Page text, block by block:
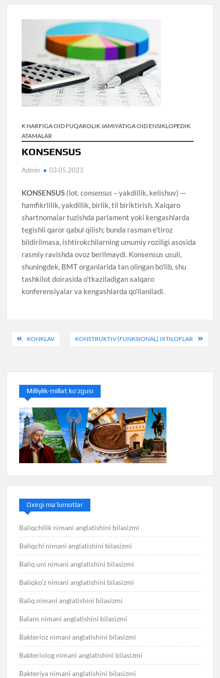
K HARFIGA OID FUQAROLIK JAMIYATIGA OID ENSIKLOPEDIK
ATAMALAR
KONSENSUS
Admin 03.05.2023
KONSENSUS (lot.consensus – yakdillik, kelishuv) —
hamfikrlilik, yakdillik, birlik, til biriktirish. Xalqaro
shartnomalar tuzishda parlament yoki kengashlarda
tegishli qaror qabul qilish; bunda rasman e’tiroz
bildirilmasa, ishtirokchilarning umumiy roziligi asosida
rasmiy ravishda ovoz berilmaydi. Konsensus usuli,
shuningdek, BMT organlarida tan olingan bo’lib, shu
tashkilot doirasida o’tkaziladigan xalqaro
konferensiyalar va kengashlarda qo’llaniladi.
PostKONKLAV KONSTRUKTIV (FUNKSIONAL) IXTILOFLAR
Milliylik-millat ko’zgusi
Oxirgi ma’lumotlar
Baliqchilik nimani anglatishini bilasizmi
Baliqchi nimani anglatishini bilasizmi
Baliq uni nimani anglatishini bilasizmi
Baliqko’z nimani anglatishini bilasizmi
Baliq nimani anglatishini bilasizmi
Balans nimani anglatishini bilasizmi
Bakterioz nimani anglatishini bilasizmi
Bakteriolog nimani anglatishini bilasizmi
Bakteriya nimani anglatishini bilasizmi